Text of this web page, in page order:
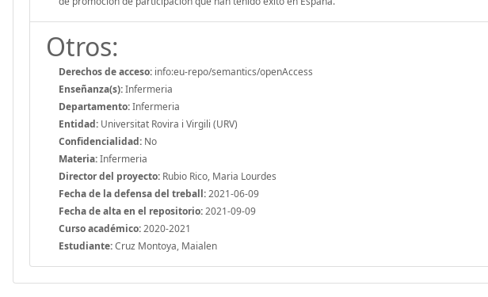
Otros:
Derechos de acceso: info:eu-repo/semantics/openAccess
Enseñanza(s):Infermeria
Departamento:Infermeria
Entidad: Universitat Rovira i Virgili (URV)
Confidencialidad: No
Materia:Infermeria
Director del proyecto: Rubio Rico, Maria Lourdes
Fecha de la defensa del treball:2021-06-09
Fecha de alta en el repositorio:2021-09-09
Curso académico:2020-2021
Estudiante:Cruz Montoya, Maialen